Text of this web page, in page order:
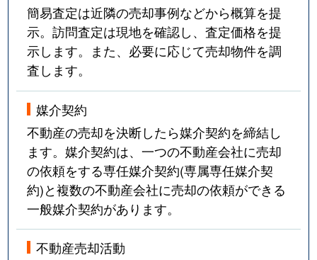
簡易査定は近隣の売却事例などから概算を提
示。訪問査定は現地を確認し、査定価格を提
示します。また、必要に応じて売却物件を調
査します。
媒介契約
不動産の売却を決断したら媒介契約を締結し
ます。媒介契約は、一つの不動産会社に売却
の依頼をする専任媒介契約(専属専任媒介契
約)と複数の不動産会社に売却の依頼ができる
一般媒介契約があります。
不動産売却活動